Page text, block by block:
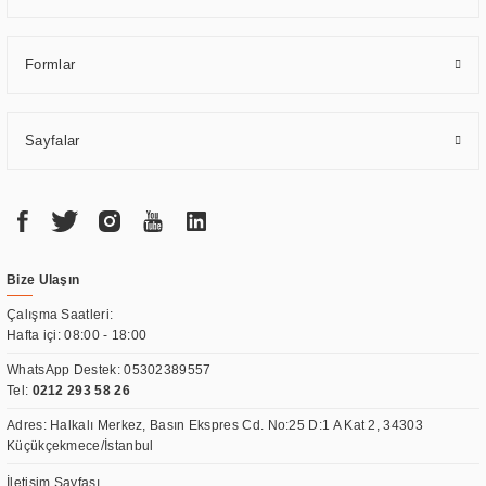
Formlar
Sayfalar
Bize Ulaşın
Çalışma Saatleri:
Hafta içi: 08:00 - 18:00
WhatsApp Destek:05302389557
Tel: 0212 293 58 26
Adres: Halkalı Merkez, Basın Ekspres Cd. No:25 D:1 A Kat 2, 34303
Küçükçekmece/İstanbul
İletişim Sayfası